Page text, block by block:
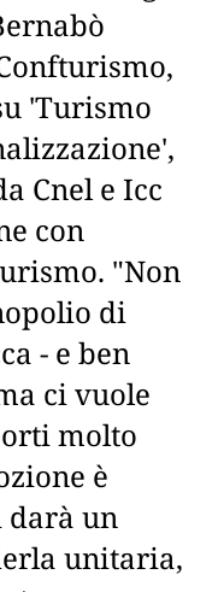
'Turismo
Cnel e Icc
con
"Non
di
- e ben
ci vuole
molto
è
darà un
unitaria,